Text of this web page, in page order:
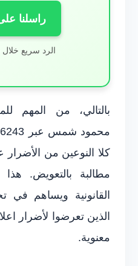
راسلنا
الرد سريع
بالتالي، من المهم
كلا النوعين من الأضرار
مطالبة بالتعويض.
القانونية ويساهم في
الذين تعرضوا لأضرار
معنوية.